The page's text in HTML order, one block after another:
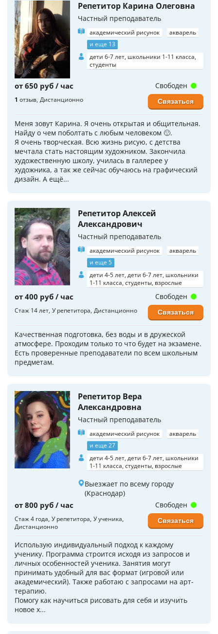
Репетитор Карина Олеговна
Частный преподаватель
академический рисунок
акварель
и еще 13
дети 6-7 лет, школьники 1-11 класса,
студенты
от 650 руб / час
1 отзыв Дистанционно
Меня зовут Карина. Я очень открытая и общительная.
Найду о чем поболтать с любым человеком 🙂.
Я очень творческая. Всю жизнь рисую, с детства
мечтала стать настоящим художником. Закончила
художественную школу, училась в галлерее у
художника, а так же сейчас обучаюсь на графический
дизайн. А ещё...
Свободен
Связаться
Репетитор Алексей
Александрович
Частный преподаватель
академический рисунок
акварель
и еще 5
дети 4-5 лет, дети 6-7 лет, школьники
1-11 класса, студенты, взрослые
от 400 руб / час
Стаж 14 лет У репетитора Дистанционно
Качественная подготовка, без воды и в дружеской
атмосфере. Проходим только то что будет на экзамене.
Есть проверенные преподаватели по всем школьным
предметам.
Свободен
Связаться
Репетитор Вера
Александровна
Частный преподаватель
академический рисунок
акварель
и еще 27
дети 4-5 лет, дети 6-7 лет, школьники
1-11 класса, студенты, взрослые
Выезжает по всему городу
(Краснодар)
от 800 руб / час
Стаж 4 года У репетитора У ученика
Дистанционно
Использую индивидуальный подход к каждому
ученику. Программа строится исходя из запросов и
личных особенностей ученика. Занятия могут
принимать удобный для вас формат (игровой или
академический). Также работаю с запросами на арт-
терапию.
Помогу как научиться рисовать для себя и изучить
новое х...
Свободен
Связаться